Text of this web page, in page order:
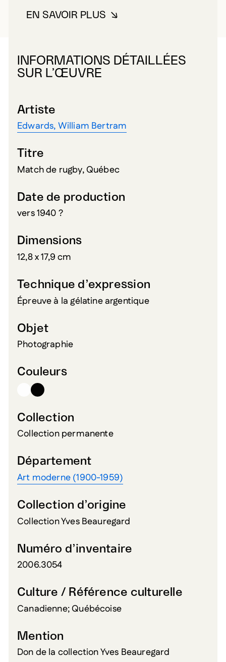
EN SAVOIR PLUSÀ PROPOS DE EDWARDS,
INFORMATIONS DÉTAILLÉES
SUR L’ŒUVRE
Artiste
Edwards, William Bertram
Titre
Match de rugby, Québec
Date de production
vers 1940 ?
Dimensions
12,8 x 17,9 cm
Technique d’expression
Épreuve à la gélatine argentique
Objet
Photographie
Couleurs
Collection
Collection permanente
Département
Art moderne (1900-1959)
Collection d’origine
Collection Yves Beauregard
Numéro d’inventaire
2006.3054
Culture / Référence culturelle
Canadienne; Québécoise
Mention
Don de la collection Yves Beauregard